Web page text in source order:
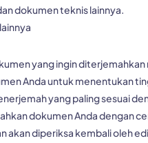
dokumen teknis lainnya.
yang ingin
Anda untuk menentukan
yang paling sesuai
dokumen Anda dengan
akan diperiksa kembali oleh